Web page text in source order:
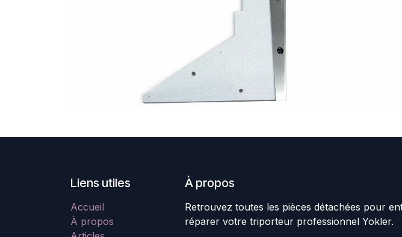
Liens utiles
Accueil
À propos
À propos
Retrouvez toutes les pièces détachées pour
réparer votre triporteur professionnel Yokler.